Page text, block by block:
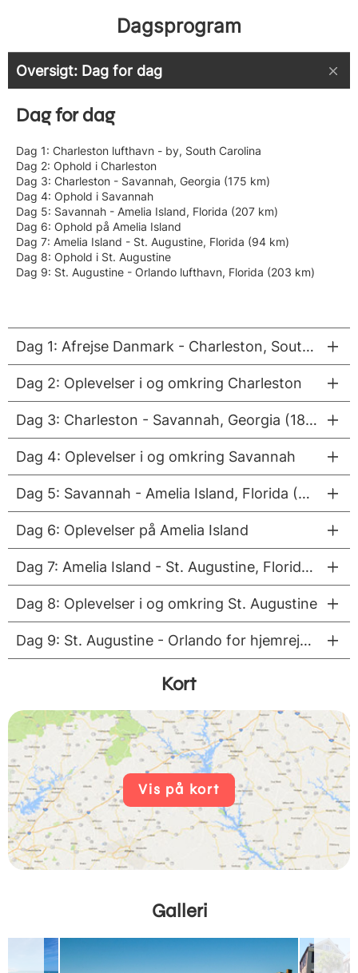
Dagsprogram
Oversigt: Dag for dag
Dag for dag
Dag 1: Charleston lufthavn - by, South Carolina
Dag 2: Ophold i Charleston
Dag 3: Charleston - Savannah, Georgia (175 km)
Dag 4: Ophold i Savannah
Dag 5: Savannah - Amelia Island, Florida (207 km)
Dag 6: Ophold på Amelia Island
Dag 7: Amelia Island - St. Augustine, Florida (94 km)
Dag 8: Ophold i St. Augustine
Dag 9: St. Augustine - Orlando lufthavn, Florida (203 km)
Dag 1: Afrejse Danmark - Charleston, South Carolina
Dag 2: Oplevelser i og omkring Charleston
Dag 3: Charleston - Savannah, Georgia (185 km/3,5 timer)
Dag 4: Oplevelser i og omkring Savannah
Dag 5: Savannah - Amelia Island, Florida (205 km/3,5 timer)
Dag 6: Oplevelser på Amelia Island
Dag 7: Amelia Island - St. Augustine, Florida (105 km/3 timer)
Dag 8: Oplevelser i og omkring St. Augustine
Dag 9: St. Augustine - Orlando for hjemrejse mod Danmark (195 km/2,5 timer)
Kort
Vis på kort
Galleri